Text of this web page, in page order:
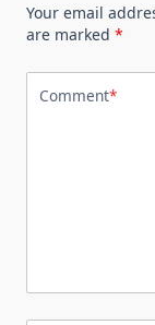
Your email
are marked *
Comment*